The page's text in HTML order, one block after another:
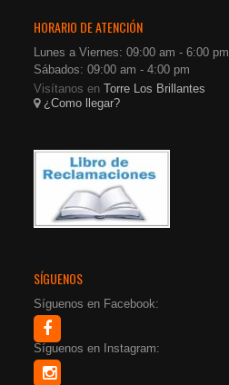
HORARIO DE ATENCIÓN
Lunes a Viernes: 09:00 am - 6:00 pm
Sábados: 09:00 am - 4:00 pm
Visítanos enTorre Los Brillantes
¿Como llegar?
SÍGUENOS
Síguenos en Facebook:
Síguenos en Instagram: